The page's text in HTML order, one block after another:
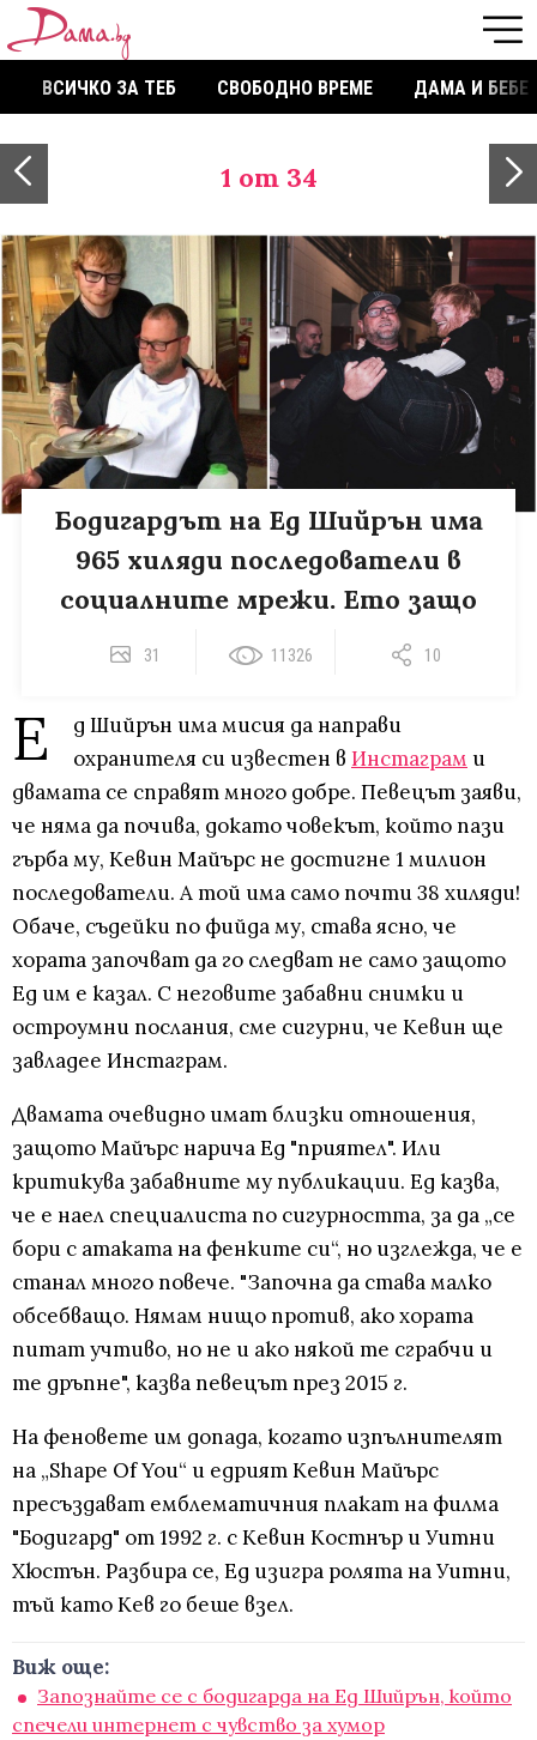
ВСИЧКО ЗА ТЕБ СВОБОДНО ВРЕМЕ ДАМА И БЕБЕ
1 от 34
Бодигардът на Ед Шийрън има
965 хиляди последователи в
социалните мрежи. Ето защо
31 11326 10
Е
д Шийрън има мисия да направи
охранителя си известен в Инстаграм и
двамата се справят много добре. Певецът заяви,
че няма да почива, докато човекът, който пази
гърба му, Кевин Майърс не достигне 1 милион
последователи. А той има само почти 38 хиляди!
Обаче, съдейки по фийда му, става ясно, че
хората започват да го следват не само защото
Ед им е казал. С неговите забавни снимки и
остроумни послания, сме сигурни, че Кевин ще
завладее Инстаграм.
Двамата очевидно имат близки отношения,
защото Майърс нарича Ед "приятел". Или
критикува забавните му публикации. Ед казва,
че е наел специалиста по сигурността, за да „се
бори с атаката на фенките си“, но изглежда, че е
станал много повече. "Започна да става малко
обсебващо. Нямам нищо против, ако хората
питат учтиво, но не и ако някой те сграбчи и
те дръпне", казва певецът през 2015 г.
На феновете им допада, когато изпълнителят
на „Shape Of You“ и едрият Кевин Майърс
пресъздават емблематичния плакат на филма
"Бодигард" от 1992 г. с Кевин Костнър и Уитни
Хюстън. Разбира се, Ед изигра ролята на Уитни,
тъй като Кев го беше взел.
Виж още:
Запознайте се с бодигарда на Ед Шийрън, който
спечели интернет с чувство за хумор